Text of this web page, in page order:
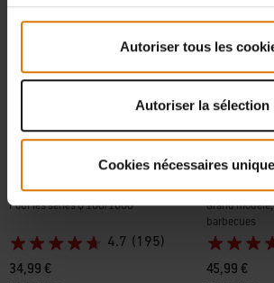
Autoriser tous les
Autoriser la sélection
Cookies nécessaires
Pour les séries Q 100/1000
4.7 (195)
34,99 €
Grand
barbecues
45,99 €